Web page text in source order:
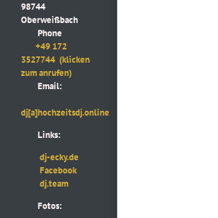
98744
Oberweißbach
Phone
+49 172
3527744 (klicken
zum anrufen)
Email:
dj[a]hochzeitsdj.online
Links:
dj-ecky.de
Facebook
dj.team
Fotos: